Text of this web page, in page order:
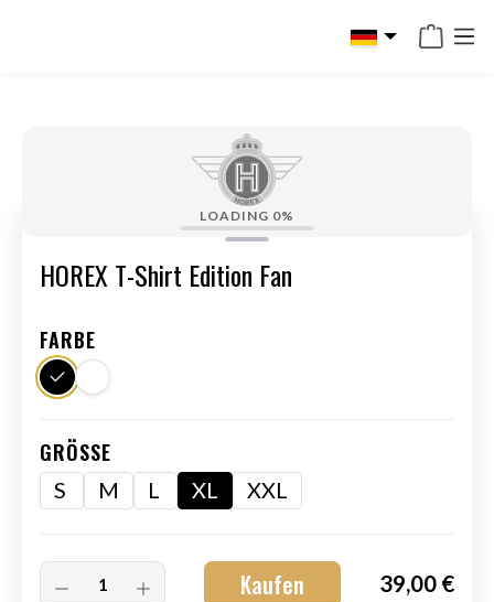
LOADING 0%
HOREX T-Shirt Edition Fan
FARBE
GRÖSSE
S M L XL XXL
Kaufen 39,00 €